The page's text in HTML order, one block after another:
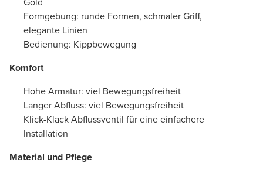
Formgebung: runde Formen, schmaler Griff,
elegante Linien
Bedienung: Kippbewegung
Komfort
Hohe Armatur: viel Bewegungsfreiheit
Langer Abfluss: viel Bewegungsfreiheit
Klick-Klack Abflussventil für eine einfachere
Installation
Material und Pflege